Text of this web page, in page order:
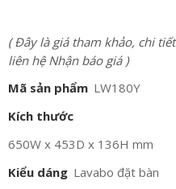
( Đây là giá tham khảo, chi tiết
liên hệ Nhận báo giá )
Mã sản phẩm LW180Y
Kích thước
650W x 453D x 136H mm
Kiểu dáng Lavabo đặt bàn